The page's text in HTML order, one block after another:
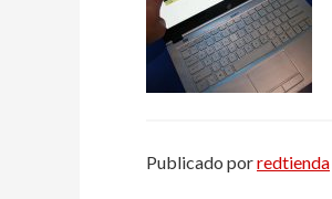
Publicado porredtienda